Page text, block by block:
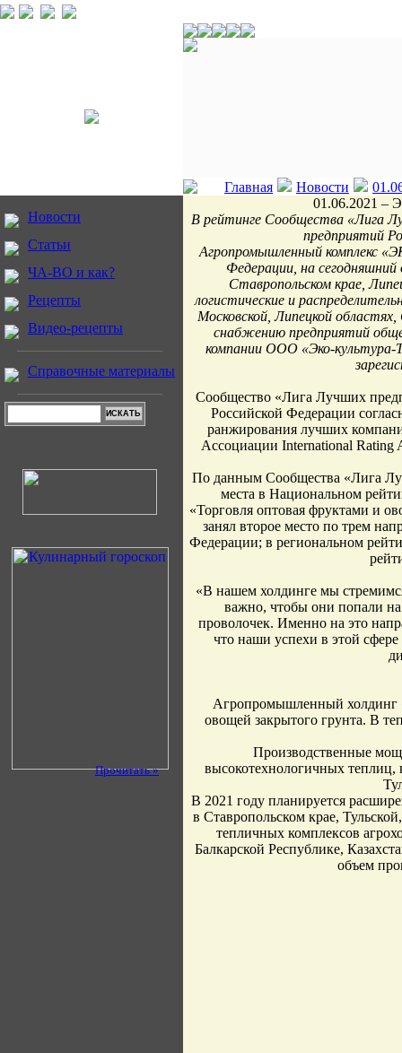
Главная Новости
Новости
Статьи
ЧА-ВО и как?
Рецепты
Видео-рецепты
Справочные материалы
Прочитать »
01.06.2021 –
В рейтинге Сообщества «Лига
предприятий
Агропромышленный комплекс
Федерации, на
Ставропольском крае,
логистические и
Московской, Липецкой
снабжению предприятий
компании ООО «Эко-культура-
Сообщество «Лига Лучших
Российской Федерации
ранжирования лучших
Ассоциации International Rating
По данным Сообщества «Лига
места в Национальном
«Торговля оптовая фруктами и
занял второе место по трем
Федерации; в региональном
«В нашем холдинге мы
важно, чтобы они попали
проволочек. Именно на это
что наши успехи в этой
Агропромышленный холдинг
овощей закрытого грунта. В
Производственные
высокотехнологичных
В 2021 году планируется
в Ставропольском крае,
тепличных комплексов
Балкарской Республике,
объем